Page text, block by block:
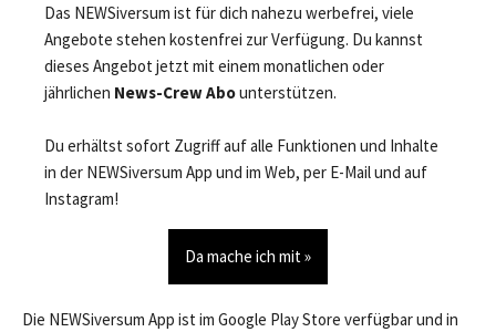
Das NEWSiversum ist für dich nahezu werbefrei, viele
Angebote stehen kostenfrei zur Verfügung. Du kannst
dieses Angebot jetzt mit einem monatlichen oder
jährlichen News-Crew Abounterstützen.
Du erhältst sofort Zugriff auf alle Funktionen und Inhalte
in der NEWSiversum App und im Web, per E-Mail und auf
Instagram!
Da mache ich mit »
Die NEWSiversum App ist im Google Play Store verfügbar und in